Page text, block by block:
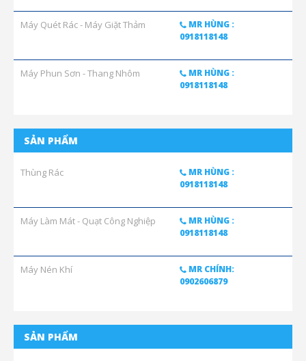
Máy Quét Rác - Máy Giặt Thảm
MR HÙNG :
0918118148
Máy Phun Sơn - Thang Nhôm
MR HÙNG :
0918118148
SẢN PHẨM
Thùng Rác
MR HÙNG :
0918118148
Máy Làm Mát - Quạt Công Nghiệp
MR HÙNG :
0918118148
Máy Nén Khí
MR CHÍNH:
0902606879
SẢN PHẨM